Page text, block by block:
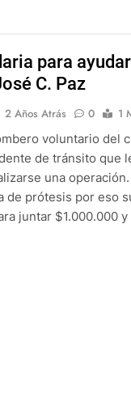
para
C. Paz
2 Años Atrás 0
1
voluntario del
de tránsito que
una
de prótesis por eso
juntar $1.000.000